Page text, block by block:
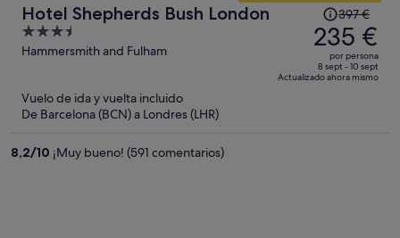
Hotel Shepherds Bush London
3.5
out
Hammersmith and Fulham
El
precio
era
de
397 €,
397 €
235 €
por persona
8 sept - 10 sept
Actualizado ahora mismo
Vuelo de ida y vuelta incluido
De Barcelona (BCN) a Londres (LHR)
8,2/10 ¡Muy bueno! (591 comentarios)